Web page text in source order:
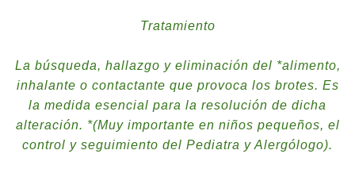
Tratamiento
La búsqueda, hallazgo y eliminación del *alimento,
inhalante o contactante que provoca los brotes. Es
la medida esencial para la resolución de dicha
alteración. *(Muy importante en niños pequeños, el
control y seguimiento del Pediatra y Alergólogo).